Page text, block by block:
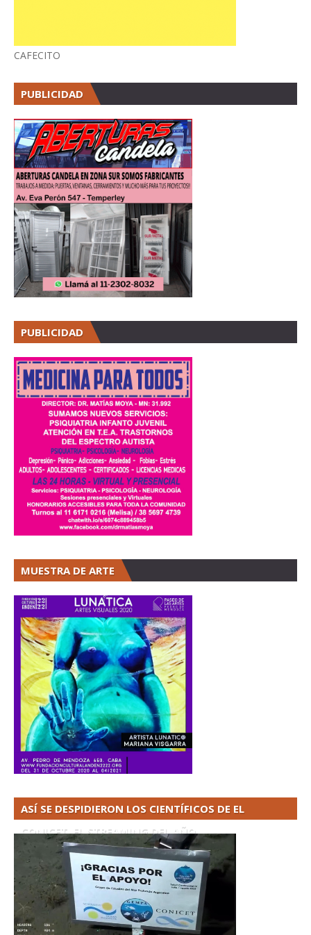
CAFECITO
PUBLICIDAD
PUBLICIDAD
MUESTRA DE ARTE
ASÍ SE DESPIDIERON LOS CIENTÍFICOS DE EL
CONICET. EL STREAMING DEL AÑO